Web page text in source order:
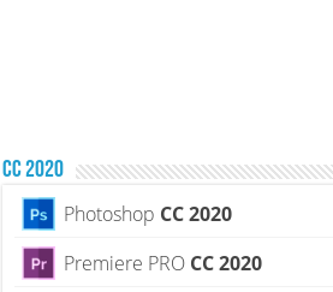
CC 2020
Photoshop CC 2020
Premiere PRO CC 2020